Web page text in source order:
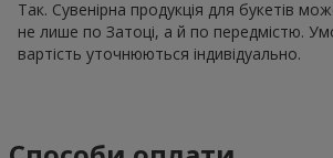
Так. Сувенірна продукція для букетів
не лише по Затоці, а й по передмістю.
вартість уточнюються індивідуально.